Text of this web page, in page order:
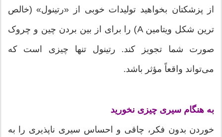
از پزشکتان بخواهید تولیدات خوبی از «رتینول» (خالص
ترین شکل ویتامین A) را برای از بین بردن چین و چروک
صورت شما تجویز کند. رتینول تنها چیزی است که
می‌تواند واقعاً مؤثر باشد.
به هنگام سیری چیزی نخورید
خوردن بدون فکر، چاقی و احساس سیری ناپذیری را به